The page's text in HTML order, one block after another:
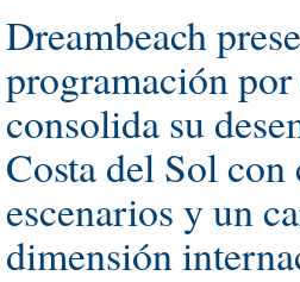
Dreambeach
programación
consolida su
Costa del Sol con
escenarios y un
dimensión